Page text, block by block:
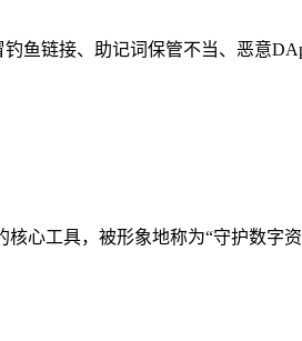
鱼链接、助记词保管不当、恶意
心工具，被形象地称为“守护数字